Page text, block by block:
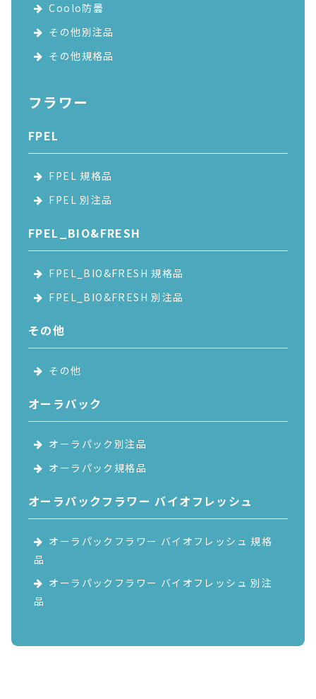
Coolo防曇
その他別注品
その他規格品
フラワー
FPEL
FPEL 規格品
FPEL 別注品
FPEL_BIO&FRESH
FPEL_BIO&FRESH 規格品
FPEL_BIO&FRESH 別注品
その他
その他
オーラパック
オーラパック別注品
オーラパック規格品
オーラパックフラワーバイオフレッシュ
オーラパックフラワー バイオフレッシュ 規格
品
オーラパックフラワー バイオフレッシュ 別注
品